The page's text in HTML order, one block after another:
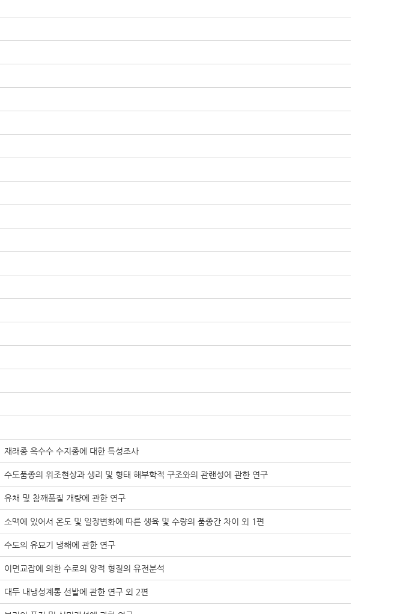
재래종 옥수수 수지종에 대한 특성조사
수도품종의 위조현상과 생리 및 형태 해부학적 구조와의 관랜성에 관한 연구
유채 및 참깨품질 개량에 관한 연구
소맥에 있어서 온도 및 일장변화에 따른 생육 및 수량의 품종간 차이 외 1편
수도의 유묘기 냉해에 관한 연구
이면교잡에 의한 수로의 양적 형질의 유전분석
대두 내냉성계통 선발에 관한 연구 외 2편